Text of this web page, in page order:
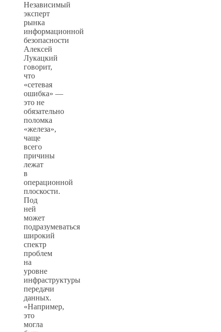
Независимый
эксперт
рынка
информационной
безопасности
Алексей
Лукацкий
говорит,
что
«сетевая
ошибка» —
это не
обязательно
поломка
«железа»,
чаще
всего
причины
лежат
в
операционной
плоскости.
Под
ней
может
подразумеваться
широкий
спектр
проблем
на
уровне
инфраструктуры
передачи
данных.
«Например,
это
могла